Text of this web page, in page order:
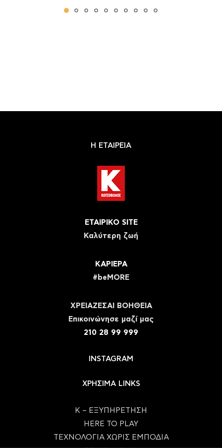
Η ΕΤΑΙΡΕΙΑ
ΕΤΑΙΡΙΚΟ SITE
Καλύτερη ζωή
ΚΑΡΙΕΡΑ
#beMORE
ΧΡΕΙΑΖΕΣΑΙ ΒΟΗΘΕΙΑ
Eπικοινώνησε μαζί μας
210 28 99 999
INSTAGRAM
ΧΡΗΣΙΜΑ LINKS
Κ – ΕΞΥΠΗΡΕΤΗΣΗ
HERE TO PLAY
ΤΕΧΝΟΛΟΓΙΑ ΧΩΡΙΣ ΕΜΠΟΔΙΑ